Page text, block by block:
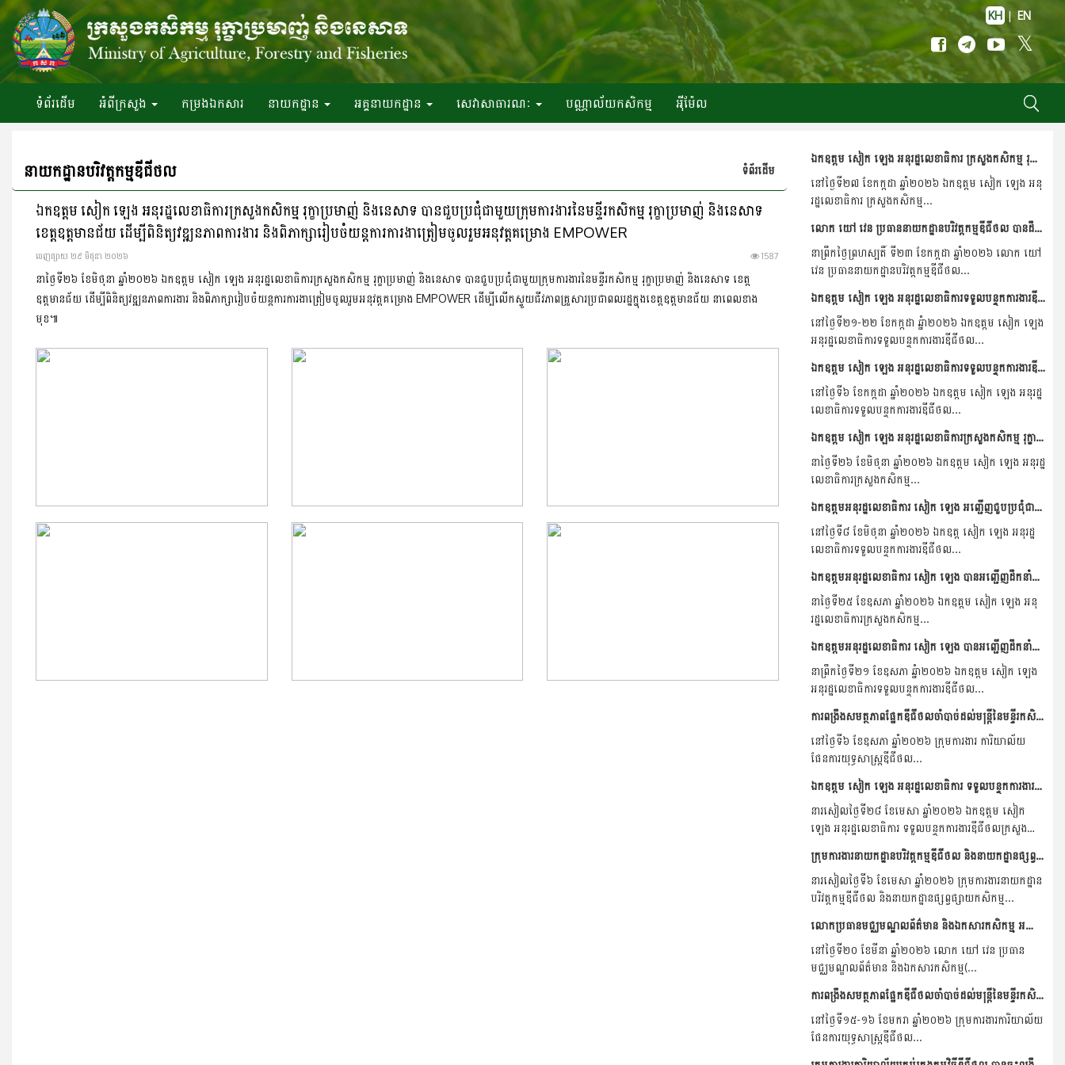
KH | EN
ទំព័រ​ដើម អំពី​ក្រសួង កម្រងឯកសារ នាយកដ្ឋាន អគ្គនាយកដ្ឋាន សេវាសាធារណៈ បណ្ណាល័យកសិកម្ម អ៉ីម៉ែល
នាយកដ្ឋានបរិវត្តកម្មឌីជីថល ទំព័រដើម
ឯកឧត្តម សៀក ឡេង អនុរដ្ឋលេខាធិការក្រសួងកសិកម្ម រុក្ខាប្រមាញ់ និងនេសាទ បានជួបប្រជុំជាមួយក្រុមការងារនៃមន្ទីរកសិកម្ម រុក្ខាប្រមាញ់ និងនេសាទ
ខេត្តឧត្តមានជ័យ ដើម្បីពិនិត្យវឌ្ឍនភាពការងារ និងពិភាក្សារៀបចំយន្តការការងាត្រៀមចូលរួមអនុវត្តគម្រោង EMPOWER
ចេញ​ផ្សាយ​ ២៩ មិថុនា ២០២៦ 1587
នាថ្ងៃទី២៦ ខែមិថុនា ឆ្នាំ២០២៦ ឯកឧត្តម សៀក ឡេង អនុរដ្ឋលេខាធិការក្រសួងកសិកម្ម រុក្ខាប្រមាញ់ និងនេសាទ បានជួបប្រជុំជាមួយក្រុមការងារនៃមន្ទីរកសិកម្ម រុក្ខាប្រមាញ់ និងនេសាទ ខេត្ត
ឧត្តមានជ័យ ដើម្បីពិនិត្យវឌ្ឍនភាពការងារ និងពិភាក្សារៀបចំយន្តការការងាត្រៀមចូលរួមអនុវត្តគម្រោង EMPOWER ដើម្បីលើកស្ទួយជីវភាពគ្រួសារប្រជាពលរដ្ឋក្នុងខេត្តឧត្តមានជ័យ នាពេលខាង
មុខ៕
ឯកឧត្តម សៀក ឡេង អនុរដ្ឋលេខាធិការ ក្រសួងកសិកម្ម រុក្ខាប្រមាញ់ និងនេសាទ បានដឹកនាំកិច្ចប្រជុំស្តីពីការបន្ស៊ីរបៀបប្រមូលនិងបញ្ចូលទិន្នន័យកសិកម្មរបស់មន្រ្តីកសិកម្មឃុំ...
នៅថ្ងៃទី២៧ ខែកក្កដា ឆ្នាំ២០២៦ ឯកឧត្តម សៀក ឡេង អនុ
រដ្ឋលេខាធិការ ក្រសួងកសិកម្ម...
លោក យៅ វេន ប្រធាននាយកដ្ឋានបរិវត្តកម្មឌីជីថល បានដឹកនាំកិច្ចប្រជុំបូកសរុបលទ្ធផលការងារប្រចាំខែកក្កដា ឆ្នាំ២០២៦ និងពិនិត្យលើផែនការសកម្មភាពសម្រាប់អនុវត្តបន្ត
នាព្រឹកថ្ងៃព្រហស្បតិ៍ ទី២៣ ខែកក្កដា ឆ្នាំ២០២៦ លោក យៅ
វេន ប្រធាននាយកដ្ឋានបរិវត្តកម្មឌីជីថល...
ឯកឧត្តម សៀក ឡេង អនុរដ្ឋលេខាធិការទទួលបន្ទុកការងារឌីជីថល នៃក្រសួងកសិកម្ម រុក្ខាប្រមាញ់ និងនេសាទ បានអញ្ជើញដឹកនាំកិច្ចប្រជុំពិភាក្សាដើម្បី រៀបចំបង្កើតប្រព័ន្ធ Building...
នៅថ្ងៃទី២១-២២ ខែកក្កដា ឆ្នំា២០២៦ ឯកឧត្តម សៀក ឡេង
អនុរដ្ឋលេខាធិការទទួលបន្ទុកការងារឌីជីថល...
ឯកឧត្តម សៀក ឡេង អនុរដ្ឋលេខាធិការទទួលបន្ទុកការងារឌីជីថល ក្រសួងកសិកម្ម រុក្ខាប្រមាញ់ និងនេសាទ បានអញ្ជើញដឹកនាំកិច្ចប្រជុំពិភាក្សា ស្តីពីការរៀបចំសេវាសាធារណៈ ដើម្បីដាក់បញ្ចូលក្នុងប្រព័ន្ធសេវាអេឡិចត្រូនិចសម្រាប់ធុរកិច្ច...
នៅថ្ងៃទី៦ ខែកក្កដា ឆ្នាំ២០២៦ ឯកឧត្តម សៀក ឡេង អនុរដ្ឋ
លេខាធិការទទួលបន្ទុកការងារឌីជីថល...
ឯកឧត្តម សៀក ឡេង អនុរដ្ឋលេខាធិការក្រសួងកសិកម្ម រុក្ខាប្រមាញ់ និងនេសាទ បានជួបប្រជុំជាមួយក្រុមការងារនៃមន្ទីរកសិកម្ម រុក្ខាប្រមាញ់ និងនេសាទ ខេត្តឧត្តមានជ័យ ដើម្បីពិនិត្យវឌ្ឍនភាពការងារ...
នាថ្ងៃទី២៦ ខែមិថុនា ឆ្នាំ២០២៦ ឯកឧត្តម សៀក ឡេង អនុរដ្ឋ
លេខាធិការក្រសួងកសិកម្ម...
ឯកឧត្តមអនុរដ្ឋលេខាធិការ សៀក ឡេង អញ្ជើញជួបប្រជុំជាមួយក្រុមការងារ FAO ដើម្បីពិភាក្សា និងពិនិត្យប្រព័ន្ធដែល FAO គ្រោងនិងកំពុងអភិវឌ្ឍន៍តាមរយៈគម្រោង PEARL និងគម្រោងផ្សេង...
នៅថ្ងៃទី៨ ខែមិថុនា ឆ្នាំ២០២៦ ឯកឧត្ត សៀក ឡេង អនុរដ្ឋ
លេខាធិការទទួលបន្ទុកការងារឌីជីថល...
ឯកឧត្តមអនុរដ្ឋលេខាធិការ សៀក ឡេង បានអញ្ជើញដឹកនាំកិច្ចប្រជុំពិនិត្យវឌ្ឍនភាពការងារប្រចាំខែឧសភា ឆ្នាំ២០២៦ និងលើកទិសដៅអនុវត្តបន្ត របស់នាយកដ្ឋានបរិវត្តកម្មឌីជីថ...
នាថ្ងៃទី២៥ ខែឧសភា ឆ្នាំ២០២៦ ឯកឧត្តម សៀក ឡេង អនុ
រដ្ឋលេខាធិការក្រសួងកសិកម្ម...
ឯកឧត្តមអនុរដ្ឋលេខាធិការ សៀក ឡេង បានអញ្ជើញដឹកនាំកិច្ចប្រជុំពិភាក្សាជាមួយគណៈប្រតិភូធនាគារអភិវឌ្ឍន៍អាស៊ី ‌‎(ADB) អំពីកិច្ចសហប្រតិបត្តិការ‌‎លើវិស័យឌីជីថលនៅក្នុង�...
‎នាព្រឹកថ្ងៃទី២១ ខែឧសភា ឆ្នំា២០២៦ ឯកឧត្តម សៀក ឡេង
អនុរដ្ឋលេខាធិការទទួលបន្ទុកការងារ‌‎ឌីជីថល...
ការពង្រឹងសមត្ថភាពផ្នែកឌីជីថលចាំបាច់ដល់មន្ត្រីនៃមន្ទីរកសិកម្ម រុក្ខាប្រមាញ់ និងនេសាទ ខេត្តមណ្ឌលគិរី
នៅថ្ងៃទី៦ ខែឧសភា ឆ្នាំ២០២៦ ក្រុមការងារ ការិយាល័យ
ផែនការយុទ្ធសាស្រ្តឌីជីថល...
ឯកឧត្តម សៀក ឡេង អនុរដ្ឋលេខាធិការ ទទួលបន្ទុកការងារឌីជីថលក្រសួងកសិកម្ម រុក្ខាប្រមាញ់ និងនេសាទ បានជួបប្រជុំជាមួយលោក Young Kim នាយកប្រតិបត្តិនៃក្រុមហ៊ុន Digital Harvest មកពីសហរដ្ឋអាមេរិក...
នារសៀលថ្ងៃទី២៨ ខែមេសា ឆ្នាំ២០២៦ ឯកឧត្តម សៀក
ឡេង អនុរដ្ឋលេខាធិការ ទទួលបន្ទុកការងារឌីជីថលក្រសួង
ក្រុមការងារនាយកដ្ឋានបរិវត្តកម្មឌីជីថល និងនាយកដ្ឋានផ្សព្វផ្សាយកសិកម្ម បានរៀបចំកិច្ចប្រជុំពិភាក្សាជាមួយប្រធានក្រុមការងារមន្ត្រីកសិកម្មឃុំ-សង្កាត់នៅតាមតំបន...
នារសៀលថ្ងៃទី៦ ខែមេសា ឆ្នាំ២០២៦ ក្រុមការងារនាយកដ្ឋាន
បរិវត្តកម្មឌីជីថល និងនាយកដ្ឋានផ្សព្វផ្សាយកសិកម្ម...
លោកប្រធានមជ្ឈមណ្ឌលព័ត៌មាន និងឯកសារកសិកម្ម្ម អញ្ជើញដឹកនាំកិច្ចប្រជុំបូកសរុបការងារប្រចាំត្រីមាសទី១ ឆ្នាំ២០២៦ និងពិនិត្យផែនការសកម្មភាពអនុវត្តបន្ត
នៅថ្ងៃទី២០ ខែមីនា ឆ្នាំ២០២៦ លោក យៅ វេន ប្រធាន
មជ្ឈមណ្ឌលព័ត៌មាន និងឯកសារកសិកម្ម(...
ការពង្រឹងសមត្ថភាពផ្នែកឌីជីថលចាំបាច់ដល់មន្ត្រីនៃមន្ទីរកសិកម្ម រុក្ខាប្រមាញ់ និងនេសាទ ខេត្តត្បូងឃ្មុំ និងខេត្តកំពង់ចាម
នៅថ្ងៃទី១៥-១៦ ខែមករា ឆ្នាំ២០២៦ ក្រុមការងារការិយាល័យ
ផែនការយុទ្ធសាស្រ្តឌីជីថល...